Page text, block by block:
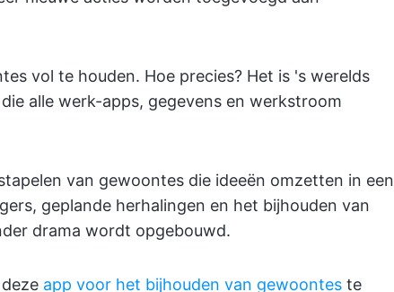
vol te houden. Hoe precies? Het is 's werelds
die alle werk-apps, gegevens en werkstroom
van gewoontes die ideeën omzetten in een
geplande herhalingen en het bijhouden van
drama wordt opgebouwd.
app voor het bijhouden van gewoontes te